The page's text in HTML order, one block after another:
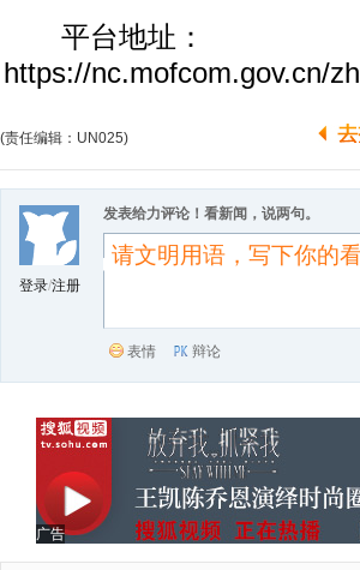
平台地址：
https://nc.mofcom.gov.cn/
(责任编辑：UN025)
登录/注册
发表给力评论！看新闻，说两句。
表情 辩论
广告